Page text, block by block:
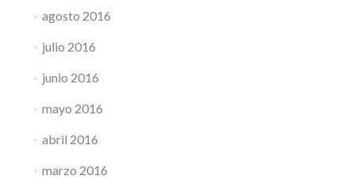
agosto 2016
julio 2016
junio 2016
mayo 2016
abril 2016
marzo 2016